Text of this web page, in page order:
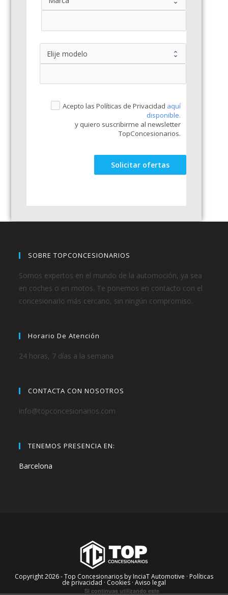
Acepto las Políticas de Privacidad aquí
disponible.
y quiero suscribirme al newsletter
TopConcesionarios.
Solicitar ofertas
SOBRE TOPCONCESIONARIOS
Somos expertos en el mundo de la automoción, ya sea
en coches o en motos. Te ponemos en contacto con el
concesionario más cercano, sin ningún compromiso.
Horario De Atención
24 horas, 7 días a la semana
CONTACTA CON NOSOTROS
info@topconcesionarios.com
TENEMOS PRESENCIA EN:
Barcelona
Copyright 2026 - Top Concesionarios by InciaT Automotive · Políticas
de privacidad · Cookies · Aviso legal
Si continuas utilizando este